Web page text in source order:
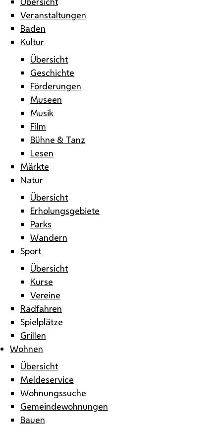
Veranstaltungen
Baden
Kultur
Übersicht
Geschichte
Förderungen
Museen
Musik
Film
Bühne & Tanz
Lesen
Märkte
Natur
Übersicht
Erholungsgebiete
Parks
Wandern
Sport
Übersicht
Kurse
Vereine
Radfahren
Spielplätze
Grillen
Wohnen
Übersicht
Meldeservice
Wohnungssuche
Gemeindewohnungen
Bauen